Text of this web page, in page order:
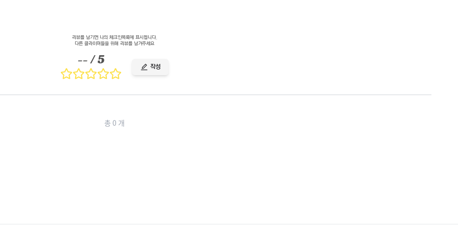
리뷰를 남기면 나의 체크인목록에 표시됩니다.
다른 클라이머들을 위해 리뷰를 남겨주세요
--/ 5 작성
총 0 개